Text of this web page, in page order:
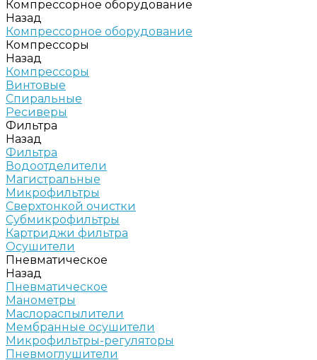
Компрессорное оборудование
Назад
Компрессорное оборудование
Компрессоры
Назад
Компрессоры
Винтовые
Спиральные
Ресиверы
Фильтра
Назад
Фильтра
Водоотделители
Магистральные
Микрофильтры
Сверхтонкой очистки
Субмикрофильтры
Картриджи фильтра
Осушители
Пневматическое
Назад
Пневматическое
Манометры
Маслораспылители
Мембранные осушители
Микрофильтры-регуляторы
Пневмоглушители